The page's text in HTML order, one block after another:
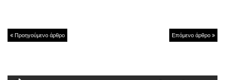
Προηγούμενο άρθρο Επόμενο άρθρο